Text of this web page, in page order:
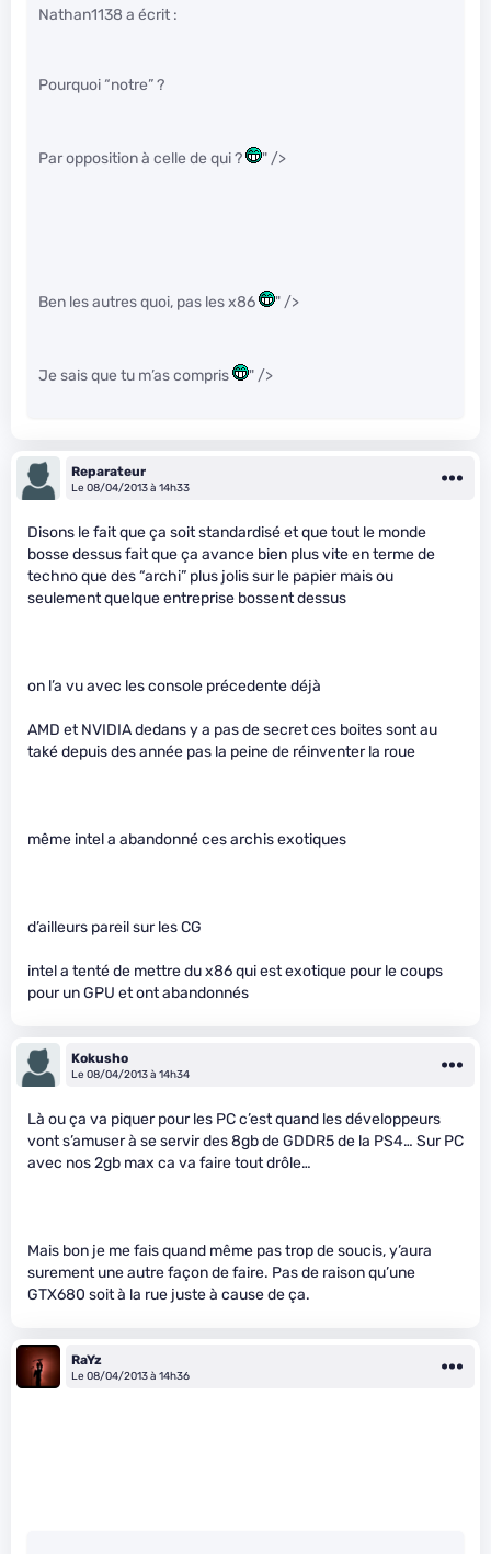
Nathan1138 a écrit :
Pourquoi “notre” ?
Par opposition à celle de qui ? " />
Ben les autres quoi, pas les x86 " />
Je sais que tu m’as compris " />
Reparateur
Le 08/04/2013 à 14h33
Disons le fait que ça soit standardisé et que tout le monde
bosse dessus fait que ça avance bien plus vite en terme de
techno que des “archi” plus jolis sur le papier mais ou
seulement quelque entreprise bossent dessus
on l’a vu avec les console précedente déjà
AMD et NVIDIA dedans y a pas de secret ces boites sont au
také depuis des année pas la peine de réinventer la roue
même intel a abandonné ces archis exotiques
d’ailleurs pareil sur les CG
intel a tenté de mettre du x86 qui est exotique pour le coups
pour un GPU et ont abandonnés
Kokusho
Le 08/04/2013 à 14h34
Là ou ça va piquer pour les PC c’est quand les développeurs
vont s’amuser à se servir des 8gb de GDDR5 de la PS4… Sur PC
avec nos 2gb max ca va faire tout drôle…
Mais bon je me fais quand même pas trop de soucis, y’aura
surement une autre façon de faire. Pas de raison qu’une
GTX680 soit à la rue juste à cause de ça.
RaYz
Le 08/04/2013 à 14h36